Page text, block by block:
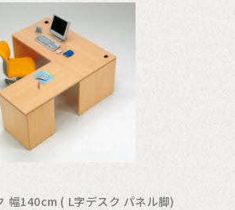
幅140cm ( L字デスク パネル脚)